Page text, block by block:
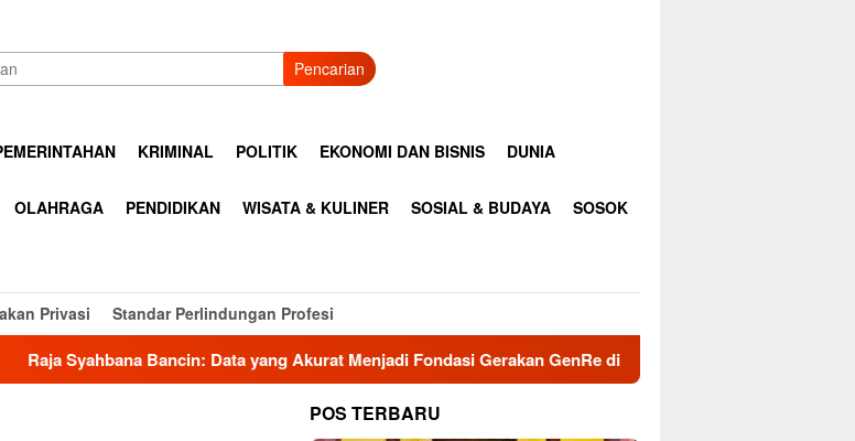
Pencarian
KRIMINAL POLITIK EKONOMI DAN BISNIS DUNIA
OLAHRAGA PENDIDIKAN WISATA & KULINER SOSIAL & BUDAYA SOSOK
Privasi Standar Perlindungan Profesi
Data yang Akurat Menjadi Fondasi Gerakan GenRe di Subulussalam
POS TERBARU